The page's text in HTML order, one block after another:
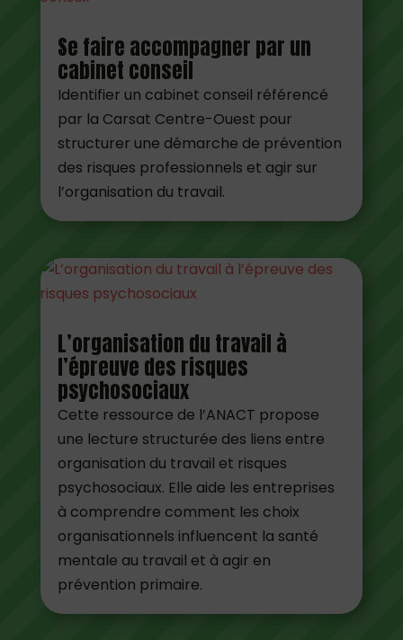
Se faire accompagner par un
cabinet conseil
Identifier un cabinet conseil référencé
par la Carsat Centre-Ouest pour
structurer une démarche de prévention
des risques professionnels et agir sur
l’organisation du travail.
L’organisation du travail à
l’épreuve des risques
psychosociaux
Cette ressource de l’ANACT propose
une lecture structurée des liens entre
organisation du travail et risques
psychosociaux. Elle aide les entreprises
à comprendre comment les choix
organisationnels influencent la santé
mentale au travail et à agir en
prévention primaire.